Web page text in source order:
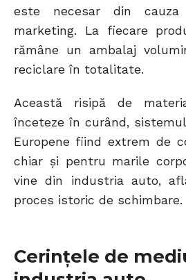
este necesar din
marketing. La fiecare
rămâne un ambalaj
reciclare în totalitate.
Această risipă de
înceteze în curând,
Europene fiind extrem de
chiar și pentru marile
vine din industria auto,
proces istoric de schimbare.
Cerințele de